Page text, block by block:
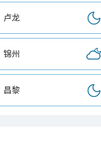
卢龙
锦州
昌黎